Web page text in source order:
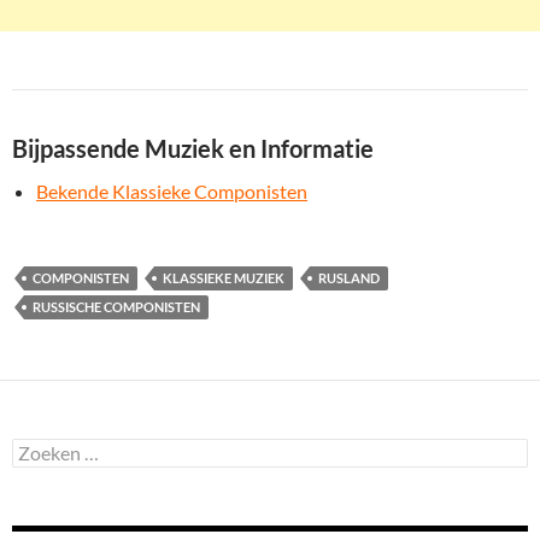
Bijpassende Muziek en Informatie
Bekende Klassieke Componisten
COMPONISTEN KLASSIEKE MUZIEK
RUSLAND
RUSSISCHE COMPONISTEN
Zoeken
naar: